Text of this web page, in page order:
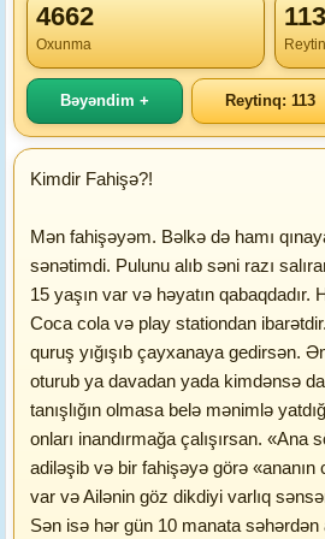
4662
Oxunma
113
Bəyəndim + Reytinq: 113
Kimdir Fahişə?!
Mən fahişəyəm. Bəlkə də hamı
sənətimdi. Pulunu alıb səni razı
15 yaşın var və həyatın qabaqdadır.
Coca cola və play stationdan
quruş yığışıb çayxanaya gedirsən.
oturub ya davadan yada kimdənsə
tanışlığın olmasa belə mənimlə
onları inandırmağa çalışırsan. «Ana
adiləşib və bir fahişəyə görə «ananın
var və Ailənin göz dikdiyi varlıq
Sən isə hər gün 10 manata